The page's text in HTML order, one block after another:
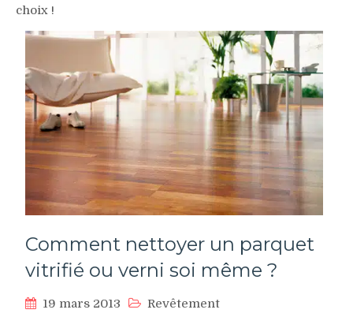
choix !
Comment nettoyer un parquet
vitrifié ou verni soi même ?
19 mars 2013 Revêtement